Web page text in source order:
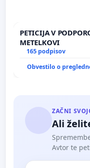
PETICIJA V
METELKOVI
165 podpisov
Obvestilo o
ZAČNI
Ali
Avtor te